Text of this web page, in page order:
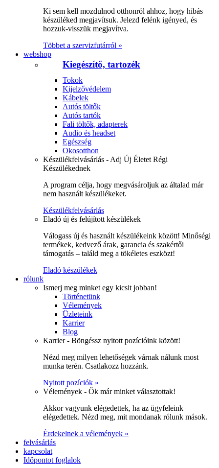
Ki sem kell mozdulnod otthonról ahhoz, hogy hibás
készüléked megjavítsuk. Jelezd felénk igényed, és
hozzuk-visszük megjavítva.
Többet a szervizfutárról »
webshop
Kiegészítő, tartozék
Tokok
Kijelzővédelem
Kábelek
Autós töltők
Autós tartók
Fali töltők, adapterek
Audio és headset
Egészség
Okosotthon
Készülékfelvásárlás - Adj Új Életet Régi
Készülékednek
A program célja, hogy megvásároljuk az általad már
nem használt készülékeket.
Készülékfelvásárlás
Eladó új és felújított készülékek
Válogass új és használt készülékeink között! Minőségi
termékek, kedvező árak, garancia és szakértői
támogatás – találd meg a tökéletes eszközt!
Eladó készülékek
rólunk
Ismerj meg minket egy kicsit jobban!
Történetünk
Vélemények
Üzleteink
Karrier
Blog
Karrier - Böngéssz nyitott pozícióink között!
Nézd meg milyen lehetőségek várnak nálunk most
munka terén. Csatlakozz hozzánk.
Nyitott pozíciók »
Vélemények - Ők már minket választottak!
Akkor vagyunk elégedettek, ha az ügyfeleink
elégedettek. Nézd meg, mit mondanak rólunk mások.
Érdekelnek a vélemények »
felvásárlás
kapcsolat
Időpontot foglalok